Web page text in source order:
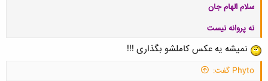
سلام الهام جان
نه پروانه نیست
نمیشه یه عکس کاملشو بگذاری !!!
Phyto گفت: